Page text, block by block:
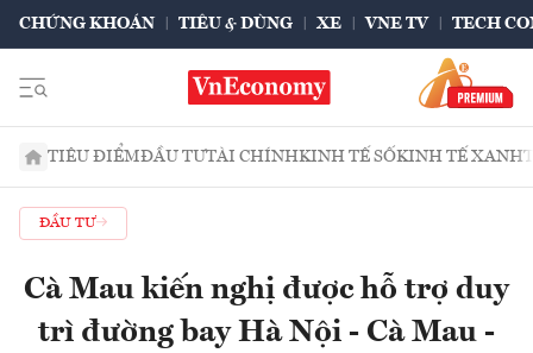
CHỨNG KHOÁN TIÊU & DÙNG XE VNE TV TECH
TIÊU ĐIỂMĐẦU TƯTÀI CHÍNHKINH TẾ SỐKINH TẾ XANH
ĐẦU TƯ
Cà Mau kiến nghị được hỗ trợ duy
trì đường bay Hà Nội - Cà Mau -